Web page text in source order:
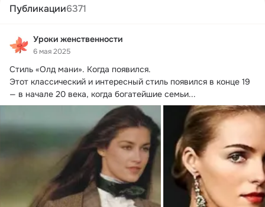
Публикации6371
Уроки женственности
6 мая 2025
Стиль «Олд мани». Когда появился.
Этот классический и интересный стиль появился в конце 19
— в начале 20 века, когда богатейшие семьи...